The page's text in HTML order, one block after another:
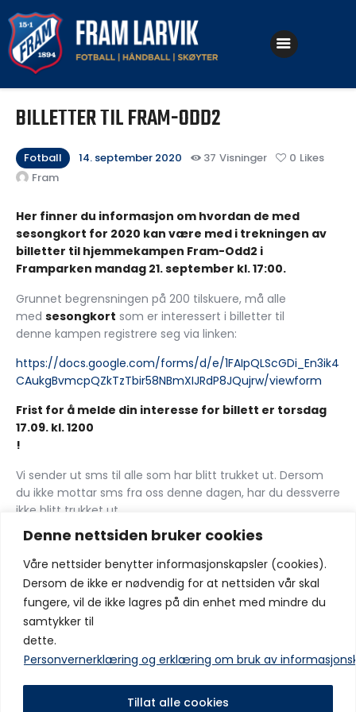
Denne nettsiden bruker cookies
Våre nettsider benytter informasjonskapsler (cookies).
Dersom de ikke er nødvendig for at nettsiden vår skal
fungere, vil de ikke lagres på din enhet med mindre du
samtykker til
dette.
Personvernerklæring og erklæring om bruk av
Tillat alle cookies
Fotball
Håndball
BILLETTER TIL FRAM-ODD2
Fotball 14. september 2020 37 Visninger 0 Likes
Fram
Her finner du informasjon om hvordan de med
sesongkort for 2020 kan være med i trekningen av
billetter til hjemmekampen Fram-Odd2 i
Framparken mandag 21. september kl. 17:00.
Grunnet begrensningen på 200 tilskuere, må alle
med sesongkort som er interessert i billetter til
denne kampen registrere seg via linken:
https://docs.google.com/forms/d/e/1FAIpQLScGDi_En3ik4
CAukgBvmcpQZkTzTbir58NBmXIJRdP8JQujrw/viewform
Frist for å melde din interesse for billett er torsdag
17.09. kl. 1200
!
Vi sender ut sms til alle som har blitt trukket ut. Dersom
du ikke mottar sms fra oss denne dagen, har du dessverre
ikke blitt trukket ut.
Del:
Forrige innlegg
2 – 4 MOT LEVANGER BORTE Informasjon til spillere, lag
Framhallen.